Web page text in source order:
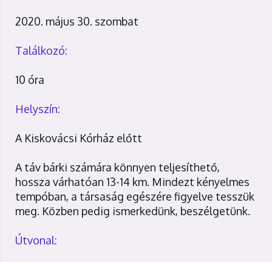
2020. május 30. szombat
Találkozó:
10 óra
Helyszín:
A Kiskovácsi Kórház előtt
A táv bárki számára könnyen teljesíthető,
hossza várhatóan 13-14 km. Mindezt kényelmes
tempóban, a társaság egészére figyelve tesszük
meg. Közben pedig ismerkedünk, beszélgetünk.
Útvonal: